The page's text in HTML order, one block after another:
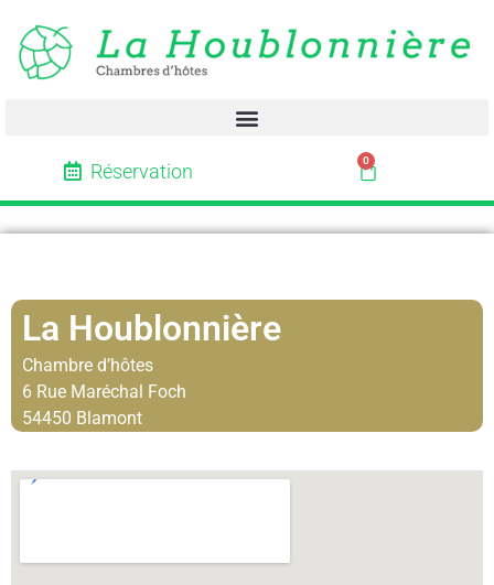
Réservation 0
La Houblonnière
Chambre d’hôtes
6 Rue Maréchal Foch
54450 Blamont